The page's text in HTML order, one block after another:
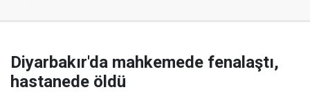
Diyarbakır'da mahkemede fenalaştı,
hastanede öldü